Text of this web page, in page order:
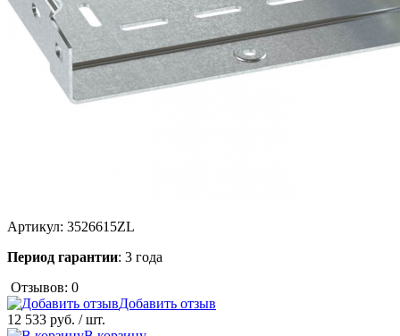
Артикул: 3526615ZL
Период гарантии: 3 года
Отзывов: 0
Добавить отзыв
12 533 руб. / шт.